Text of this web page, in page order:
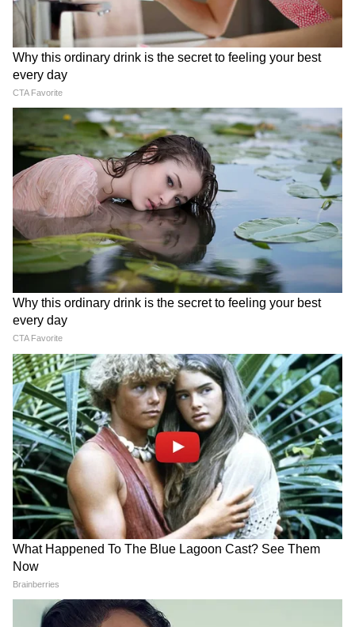
বিশ্বাস করা হয়।
4
10
জাপানি স্নান সংস্কৃতিতে অনসেন (গরম জলের ঝর্ণা)
এবং অফুরো (স্নানের টব) অন্তর্ভুক্ত। টবে প্রবেশের
আগে শরীর সম্পূর্ণরূপে পরিষ্কার করা হয়। টবের
জল সাধারণত গরম থাকে। এটি ক্লান্ত ব্যক্তিকে
আরাম দেয়।জাপানিরা আরামদায়ক ঘুম এবং
মানসিক স্বাস্থ্যের জন্য রাতে স্নান করেন। জাপানিরা
বিশ্বাস করেন যে রাতে স্নান শরীর এবং মনকে
পরিষ্কার করে।
5
10
Image Credit :Social Media
স্নানের রীতি জাপানি ঐতিহ্যের সাথে গভীরভাবে
জড়িত। জাপানি স্নান এবং তাদের কর্মসংস্কৃতির